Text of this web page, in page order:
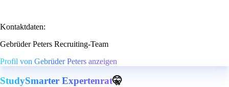
Kontaktdaten:
Gebrüder Peters Recruiting-Team
Profil von Gebrüder Peters anzeigen
StudySmarter Expertenrat🤫